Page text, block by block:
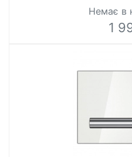
Немає в
1